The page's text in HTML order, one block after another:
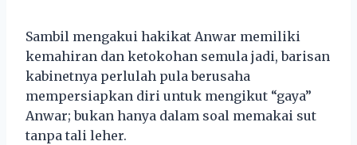
Sambil mengakui hakikat Anwar memiliki
kemahiran dan ketokohan semula jadi, barisan
kabinetnya perlulah pula berusaha
mempersiapkan diri untuk mengikut “gaya”
Anwar; bukan hanya dalam soal memakai sut
tanpa tali leher.